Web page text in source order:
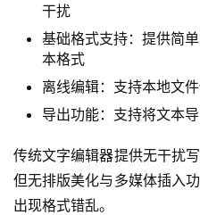
干扰
基础格式支持：提供简
本格式
离线编辑：支持本地文
导出功能：支持将文本
传统文字编辑器提供无干扰
但无排版美化与多媒体插入
出现格式错乱。